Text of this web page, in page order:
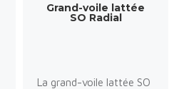
Grand-voile lattée
SO Radial
La grand-voile lattée SO